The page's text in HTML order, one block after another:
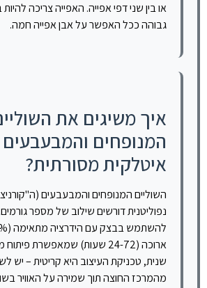
או בין שני דפי אפייה. האפייה צריכה
גבוהה ככל האפשר על אבן אפייה חמה.
איך משיגים את
המנופחים
איטלקית מסורתית?
השוליים המנופחים והמבעבעים
נפוליטנית דורשים שילוב של מספר
ארוכה (24-72 שעות) שמאפשרת
שנית, טכניקת העיצוב היא קריטית – יש
מהמרכז החוצה תוך שמירה על האוויר